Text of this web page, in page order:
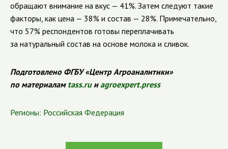
обращают внимание на вкус — 41%. Затем следуют такие
факторы, как цена — 38% и состав — 28%. Примечательно,
что 57% респондентов готовы переплачивать
за натуральный состав на основе молока и сливок.
Подготовлено ФГБУ «Центр Агроаналитики»
по материалам tass.ruиagroexpert.press
Регионы: Российская Федерация